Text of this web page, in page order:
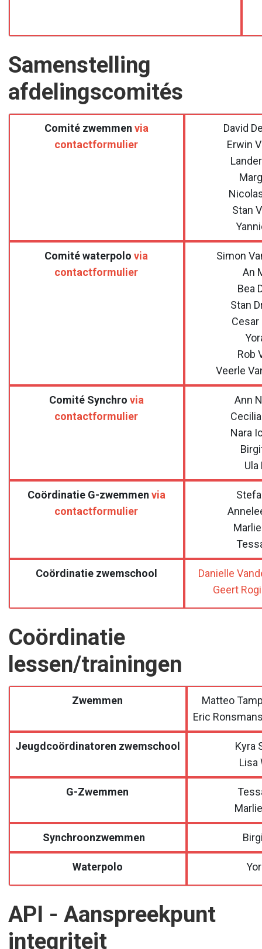
Samenstelling
afdelingscomités
Comité zwemmen via
contactformulier
David
Erwin
Stan
Comité waterpolo via
contactformulier
Simon
An
Bea
Stan
Cesar
Rob
Veerle
Comité Synchro via
contactformulier
Ann
Nara
Coördinatie G-zwemmen via
contactformulier
Coördinatie zwemschool
Danielle
Geert
Coördinatie
lessen/trainingen
Zwemmen
Matteo
Eric
Jeugdcoördinatoren zwemschool
Kyra
Lisa
G-Zwemmen
Synchroonzwemmen
Waterpolo
API - Aanspreekpunt
integriteit